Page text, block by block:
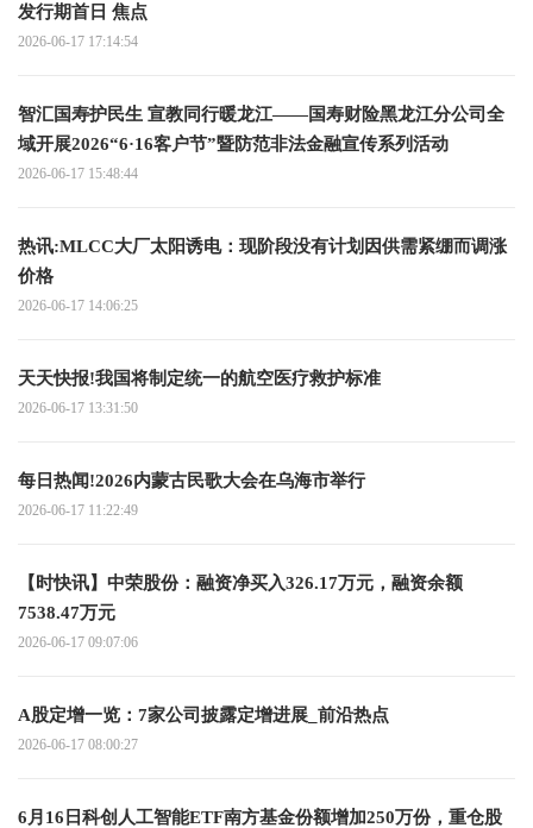
发行期首日 焦点
2026-06-17 17:14:54
智汇国寿护民生 宣教同行暖龙江——国寿财险黑龙江分公司全
域开展2026“6·16客户节”暨防范非法金融宣传系列活动
2026-06-17 15:48:44
热讯:MLCC大厂太阳诱电：现阶段没有计划因供需紧绷而调涨
价格
2026-06-17 14:06:25
天天快报!我国将制定统一的航空医疗救护标准
2026-06-17 13:31:50
每日热闻!2026内蒙古民歌大会在乌海市举行
2026-06-17 11:22:49
【时快讯】中荣股份：融资净买入326.17万元，融资余额
7538.47万元
2026-06-17 09:07:06
A股定增一览：7家公司披露定增进展_前沿热点
2026-06-17 08:00:27
6月16日科创人工智能ETF南方基金份额增加250万份，重仓股